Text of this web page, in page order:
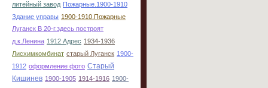
литейный завод Пожарные.1900-1910
Здание управы 1900-1910.Пожарные
Луганск В 20-г.здесь построят
д.к.Ленина 1912 Адрес 1934-1936
Лисхимкомбинат старый Луганск 1900-
1912 оформление фото Старый
Кишинев 1900-1905 1914-1916 1900-